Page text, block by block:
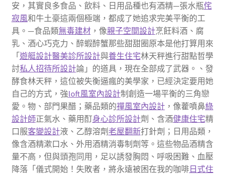
安，其實良多食品、飲料、日用品種也有酒精—張水瓶侘
寂風和牛土豪這兩個極端，都成了她追求完美平衡的工
具。—食品類無毒建材，像親子空間設計烹飪料酒、腐
乳、酒心巧克力、醉蝦醉蟹那些甜甜圈原本是他打算用來
「 遊艇設計醫美診所設計與養生住宅林天秤進行甜點哲學
討私人招待所設計論」的道具，現在全部成了武器。、發
酵食林天秤，這位被失衡逼瘋的美學家，已經決定要用她
自己的方式，強loft風室內設計制創造一場平衡的三角戀
愛。物、部門果醋；藥品類的禪風室內設計，像藿噴鼻綠
設計師正氣水、藥用酊身心診所設計劑、含酒健康住宅精
口服客變設計液、乙醇溶劑老屋翻新打針劑；日用品類，
像含酒精漱口水、外用酒精消毒制劑等。這些物品酒精含
量不高，但與頭孢同用，足以誘發胸悶、呼吸困難、血壓
降落「儀式開始！失敗者，將永遠被困在我的咖啡日式住